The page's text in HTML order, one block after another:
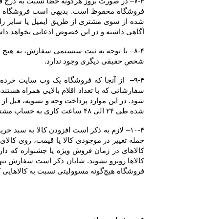
آگاهی داشته و در این خصوص ادعایی نخواهد
شخص حقیقی دیگری وجود ندارد.
شده طی ۲۴ الی ۴۸ ساعت کاری به حساب مشتری عودت داده خواهد شد.
فروشگاه هیچ‌گونه مسوولیتی نسبت به کالاهایی که در سبد خرید رها شده است یا پروسه سفارش تکمیل نشده و تکمیل وجه نشده ، ندارد.